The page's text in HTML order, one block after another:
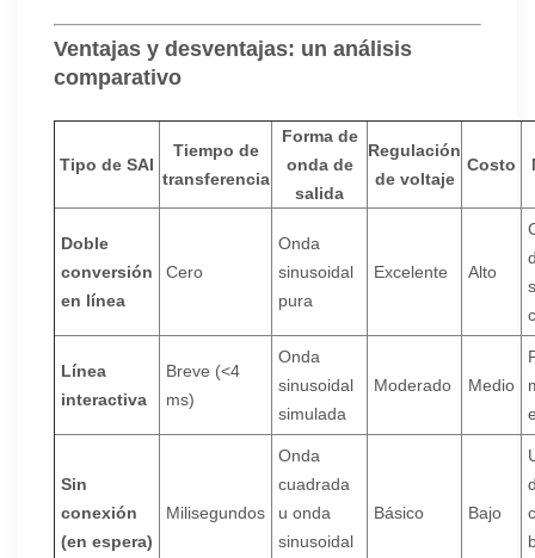
Ventajas y desventajas: un análisis
comparativo
Tipo de SAI
Tiempo de
transferencia
Forma de
onda de
salida
Regulación
de voltaje
Costo
Doble
conversión
en línea
Cero
Onda
sinusoidal
pura
Excelente Alto
Línea
interactiva
Breve (<4
ms)
Onda
sinusoidal
simulada
Moderado Medio
Sin
conexión
(en espera)
Milisegundos
Onda
cuadrada
u onda
sinusoidal
Básico Bajo